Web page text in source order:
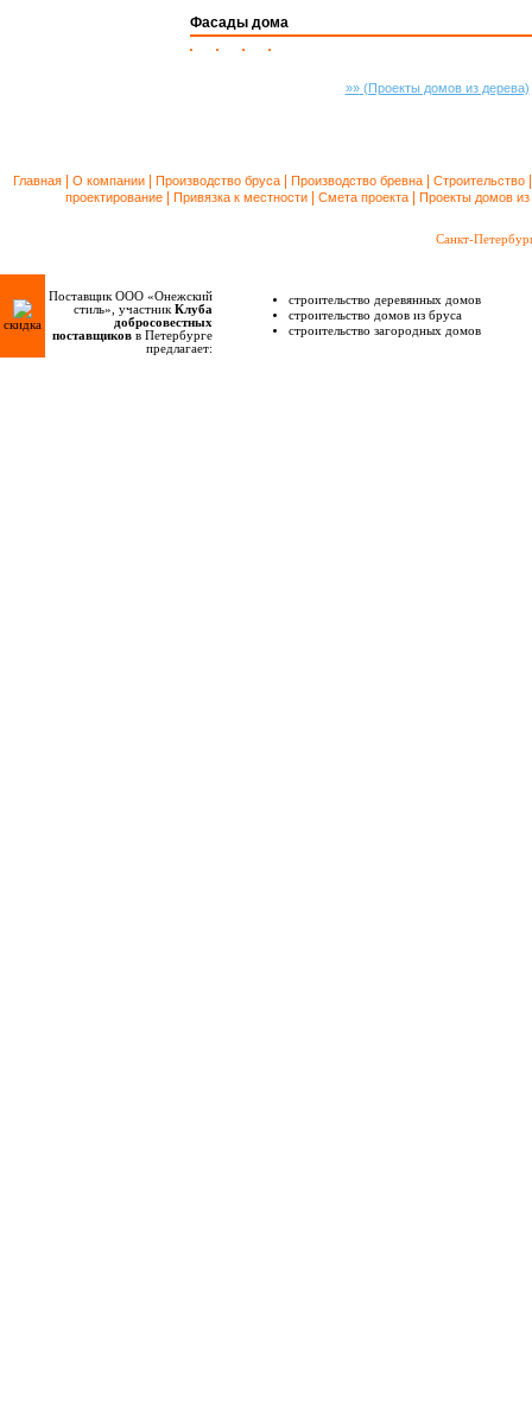
Фасады дома
»»(Проекты домов из дерева)
Главная| О компании| Производство бруса| Производство бревна| Строительство
проектирование| Привязка к местности| Смета проекта| Проекты домов из
Санкт-
скидка
Поставщик ООО «Онежский
стиль», участник Клуба
добросовестных
поставщиков в Петербурге
предлагает:
строительство деревянных домов
строительство домов из бруса
строительство загородных домов